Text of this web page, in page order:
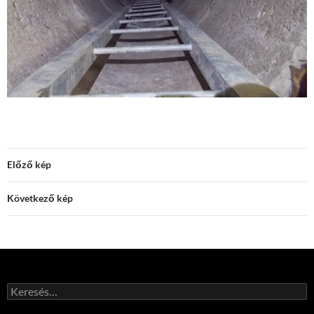
Előző kép
Következő kép
Keresés: